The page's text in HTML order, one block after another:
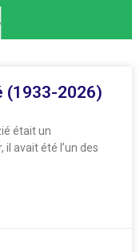
(1933-2026)
était un
il avait été l’un des